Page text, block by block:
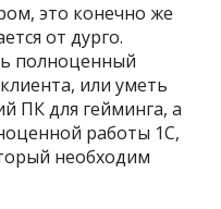
это конечно же
от дурго.
полноценный
или уметь
ПК для гейминга, а
работы 1С,
необходим